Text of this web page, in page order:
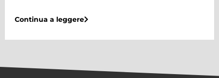
Continua a leggere